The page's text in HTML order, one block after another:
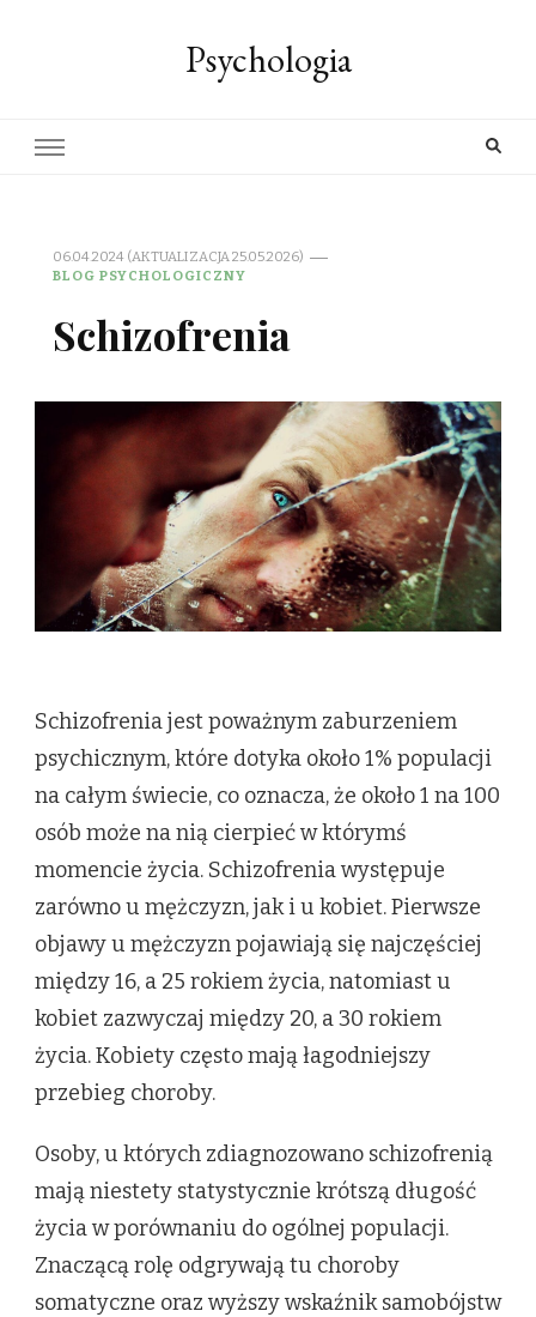
Psychologia
06.04.2024 (AKTUALIZACJA 25.05.2026)
BLOG PSYCHOLOGICZNY
Schizofrenia
Schizofrenia jest poważnym zaburzeniem
psychicznym, które dotyka około 1% populacji
na całym świecie, co oznacza, że około 1 na 100
osób może na nią cierpieć w którymś
momencie życia. Schizofrenia występuje
zarówno u mężczyzn, jak i u kobiet. Pierwsze
objawy u mężczyzn pojawiają się najczęściej
między 16, a 25 rokiem życia, natomiast u
kobiet zazwyczaj między 20, a 30 rokiem
życia. Kobiety często mają łagodniejszy
przebieg choroby.
Osoby, u których zdiagnozowano schizofrenią
mają niestety statystycznie krótszą długość
życia w porównaniu do ogólnej populacji.
Znaczącą rolę odgrywają tu choroby
somatyczne oraz wyższy wskaźnik samobójstw